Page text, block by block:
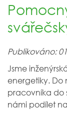
Publikováno:
Jsme
energetiky.
pracovníka do
námi podílet